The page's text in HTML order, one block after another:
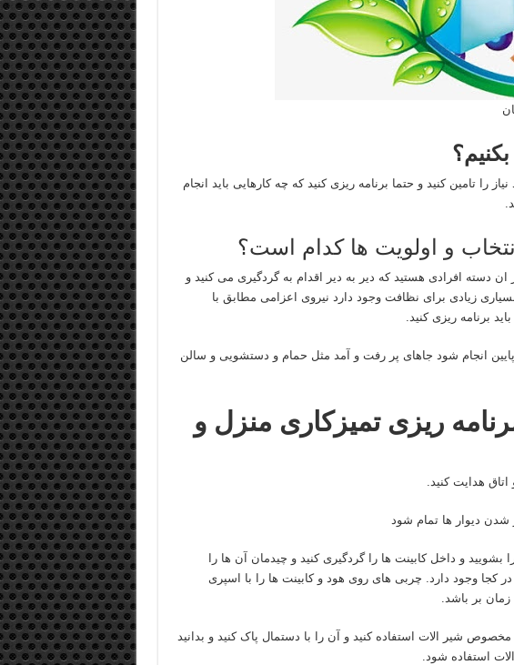
را تامین کنید و حتما برنامه ریزی کنید که چه کارهایی باید انجام
و اولویت ها کدام است؟
دسته افرادی هستید که دیر به دیر اقدام به گردگیری می کنید و
زیادی برای نظافت وجود دارد نیروی اعزامی مطابق با
برنامه ریزی کنید.
به پایین انجام شود جاهای پر رفت و آمد مثل حمام و دستشویی و سالن
ریزی تمیزکاری منزل و
و داخل کابینت ها را گردگیری کنید و چیدمان آن ها را
کجا وجود دارد. چربی های روی هود و کابینت ها را با اسپری
بر باشد.
شیر الات استفاده کنید و آن را با دستمال پاک کنید و بدانید
استفاده شود.